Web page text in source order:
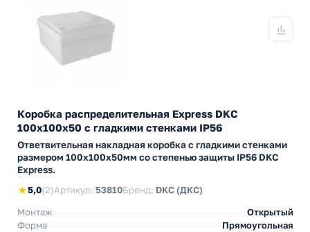
Коробка распределительная Express DKC
100х100х50 с гладкими стенками IP56
Ответвительная накладная коробка с гладкими стенками
размером 100х100х50мм со степенью защиты IP56 DKC
Express.
★5,0(2)Артикул: 53810Бренд: DKC (ДКС)
Монтаж
Открытый
Форма
Прямоугольная